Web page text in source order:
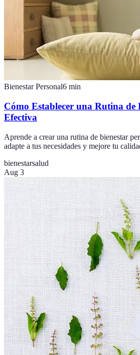
Bienestar Personal6 min
Cómo Establecer una Rutina de
Efectiva
Aprende a crear una rutina de bienestar
adapte a tus necesidades y mejore tu
bienestarsalud
Aug 3